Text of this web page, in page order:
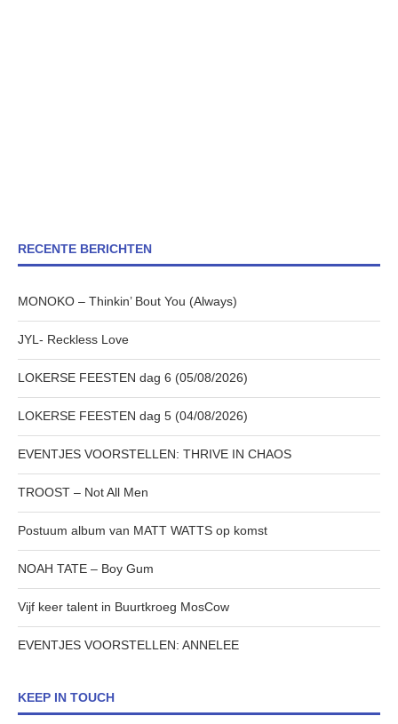
RECENTE BERICHTEN
MONOKO – Thinkin’ Bout You (Always)
JYL- Reckless Love
LOKERSE FEESTEN dag 6 (05/08/2026)
LOKERSE FEESTEN dag 5 (04/08/2026)
EVENTJES VOORSTELLEN: THRIVE IN CHAOS
TROOST – Not All Men
Postuum album van MATT WATTS op komst
NOAH TATE – Boy Gum
Vijf keer talent in Buurtkroeg MosCow
EVENTJES VOORSTELLEN: ANNELEE
KEEP IN TOUCH